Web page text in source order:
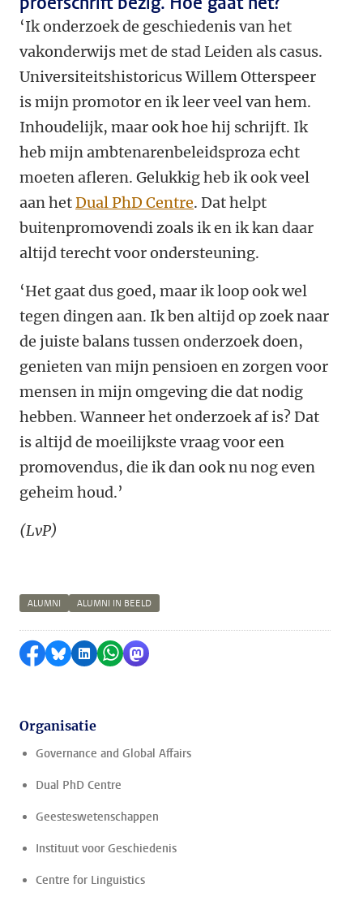
‘Ik onderzoek de geschiedenis van het
vakonderwijs met de stad Leiden als casus.
Universiteitshistoricus Willem Otterspeer
is mijn promotor en ik leer veel van hem.
Inhoudelijk, maar ook hoe hij schrijft. Ik
heb mijn ambtenarenbeleidsproza echt
moeten afleren. Gelukkig heb ik ook veel
aan hetDual PhD Centre. Dat helpt
buitenpromovendi zoals ik en ik kan daar
altijd terecht voor ondersteuning.
‘Het gaat dus goed, maar ik loop ook wel
tegen dingen aan. Ik ben altijd op zoek naar
de juiste balans tussen onderzoek doen,
genieten van mijn pensioen en zorgen voor
mensen in mijn omgeving die dat nodig
hebben. Wanneer het onderzoek af is? Dat
is altijd de moeilijkste vraag voor een
promovendus, die ik dan ook nu nog even
geheim houd.’
(LvP)
ALUMNI ALUMNI IN BEELD
Delen op Facebook
Delen via Bluesky
Delen op LinkedIn
Delen via WhatsApp
Delen via Mastodon
Organisatie
Governance and Global Affairs
Dual PhD Centre
Geesteswetenschappen
Instituut voor Geschiedenis
Centre for Linguistics